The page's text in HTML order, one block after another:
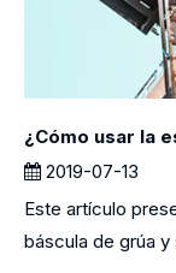
¿Cómo usar la
2019-07-13
Este artículo
báscula de grúa y